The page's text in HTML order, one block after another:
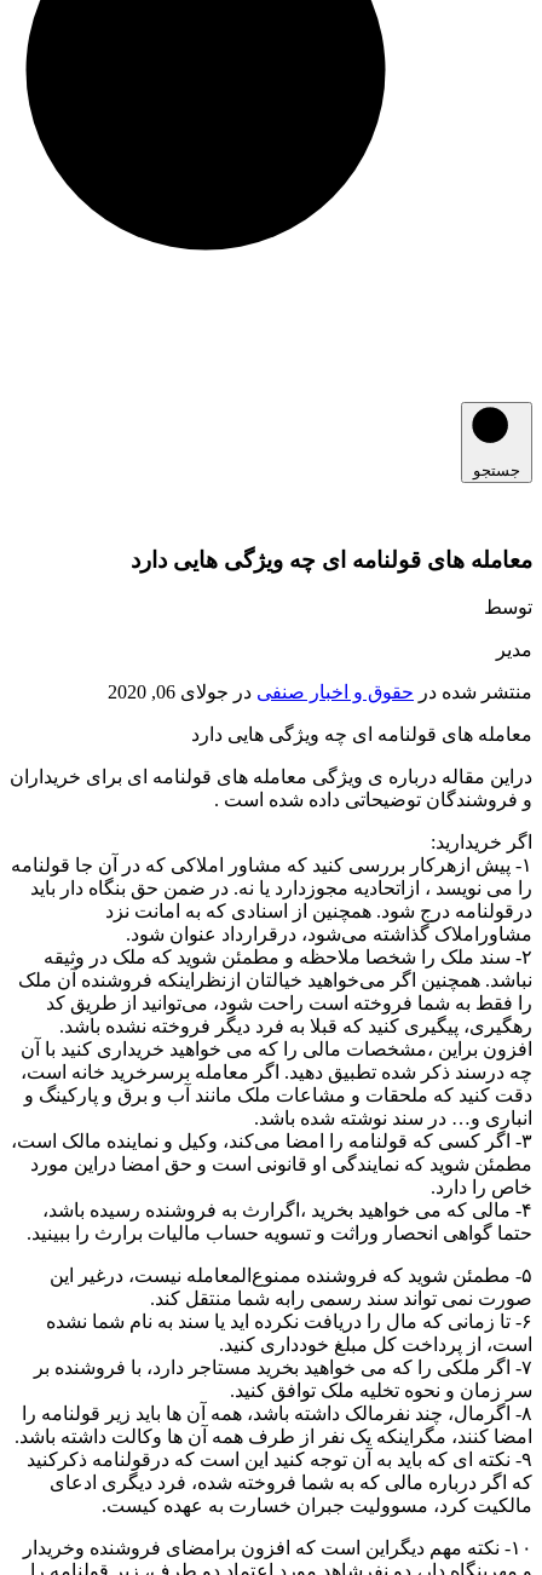
جستجو
معامله های قولنامه ای چه ویژگی هایی دارد
توسط
مدیر
منتشر شده در حقوق و اخبار صنفی در جولای 06, 2020
معامله های قولنامه ای چه ویژگی هایی دارد
دراین مقاله درباره ی ویژگی معامله های قولنامه ای برای خریداران
و فروشندگان توضیحاتی داده شده است .
اگر خریدارید:
۱- پیش ازهرکار بررسی کنید که مشاور املاکی که در آن جا قولنامه
را می نویسد ، ازاتحادیه مجوزدارد یا نه. در ضمن حق بنگاه ‌دار باید
درقولنامه درج شود. همچنین از اسنادی که به امانت نزد
مشاوراملاک گذاشته می‌شود، درقرارداد عنوان شود.
۲- سند ملک را شخصا ملاحظه و مطمئن شوید که ملک در وثیقه
نباشد. همچنین اگر می‌خواهید خیالتان ازنظراینکه فروشنده آن ملک
را فقط به شما فروخته است راحت شود، می‌توانید از طریق کد
رهگیری، پیگیری کنید که قبلا به فرد دیگر فروخته نشده باشد.
افزون براین ،مشخصات مالی را که می خواهید خریداری کنید با آن
چه درسند ذکر شده تطبیق دهید. اگر معامله برسرخرید خانه است،
دقت کنید که ملحقات و مشاعات ملک مانند آب و برق و پارکینگ و
انباری و… در سند نوشته شده باشد.
۳- اگر کسی که قولنامه را امضا می‌کند، وکیل و نماینده مالک است،
مطمئن شوید که نمایندگی او قانونی است و حق امضا دراین مورد
خاص را دارد.
۴- مالی که می خواهید بخرید ،اگرارث به فروشنده رسیده باشد،
حتما گواهی انحصار وراثت و تسویه حساب مالیات برارث را ببینید.
۵- مطمئن شوید که فروشنده ممنوع‌المعامله نیست، درغیر این
صورت نمی تواند سند رسمی رابه شما منتقل کند.
۶- تا زمانی که مال را دریافت نکرده ‌اید یا سند به نام شما نشده
است، از پرداخت کل مبلغ خودداری کنید.
۷- اگر ملکی را که می خواهید بخرید مستاجر دارد، با فروشنده بر
سر زمان و نحوه تخلیه ملک توافق کنید.
۸- اگرمال، چند نفرمالک داشته باشد، همه آن‌ ها باید زیر قولنامه را
امضا کنند، مگراینکه یک نفر از طرف همه آن‌ ها وکالت داشته باشد.
۹- نکته ‌ای که باید به آن توجه کنید این است که درقولنامه ذکرکنید
که اگر درباره مالی که به شما فروخته شده، فرد دیگری ادعای
مالکیت کرد، مسوولیت جبران خسارت به عهده کیست.
۱۰- نکته مهم دیگراین است که افزون برامضای فروشنده وخریدار